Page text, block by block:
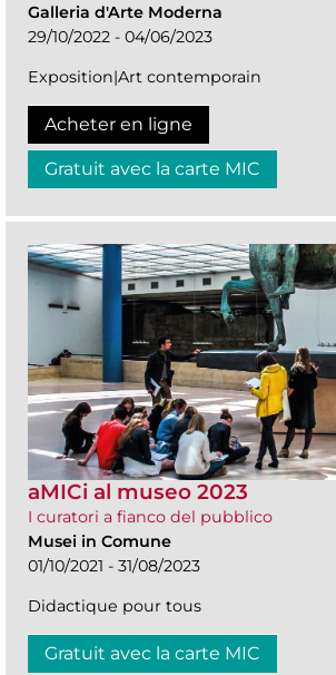
Galleria d'Arte Moderna
29/10/2022 - 04/06/2023
Exposition|Art contemporain
Acheter en ligne
Gratuit avec la carte MIC
aMICi al museo 2023
I curatori a fianco del pubblico
Musei in Comune
01/10/2021 - 31/08/2023
Didactique pour tous
Gratuit avec la carte MIC